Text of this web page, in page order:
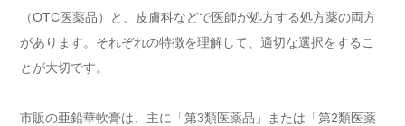
（OTC医薬品）と、皮膚科などで医師が処方する処方薬の両方
があります。それぞれの特徴を理解して、適切な選択をするこ
とが大切です。
市販の亜鉛華軟膏は、主に「第3類医薬品」または「第2類医薬